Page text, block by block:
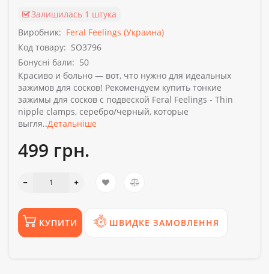
Залишилась 1 штука
Виробник: Feral Feelings (Украина)
Код товару: SO3796
Бонусні бали: 50
Красиво и больно — вот, что нужно для идеальных
зажимов для сосков! Рекомендуем купить тонкие
зажимы для сосков с подвеской Feral Feelings - Thin
nipple clamps, серебро/черный, которые
выгля..Детальніше
499 грн.
КУПИТИ ШВИДКЕ ЗАМОВЛЕННЯ